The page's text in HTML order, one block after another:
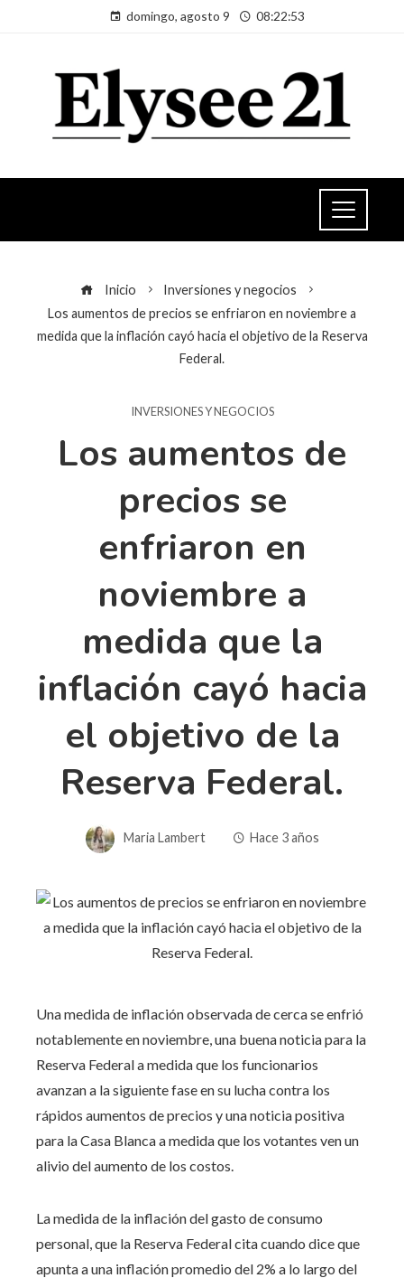
domingo, agosto 9 08:22:54
Inicio
Inversiones y negocios
Los aumentos de precios se enfriaron en noviembre a
medida que la inflación cayó hacia el objetivo de la Reserva
Federal.
INVERSIONES Y NEGOCIOS
Los aumentos de
precios se
enfriaron en
noviembre a
medida que la
inflación cayó hacia
el objetivo de la
Reserva Federal.
Maria Lambert Hace 3 años
Una medida de inflación observada de cerca se enfrió
notablemente en noviembre, una buena noticia para la
Reserva Federal a medida que los funcionarios
avanzan a la siguiente fase en su lucha contra los
rápidos aumentos de precios y una noticia positiva
para la Casa Blanca a medida que los votantes ven un
alivio del aumento de los costos.
La medida de la inflación del gasto de consumo
personal, que la Reserva Federal cita cuando dice que
apunta a una inflación promedio del 2% a lo largo del